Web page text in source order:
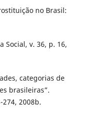
no Brasil:
Social, v. 36, p. 16,
categorias de
brasileiras”.
2008b.